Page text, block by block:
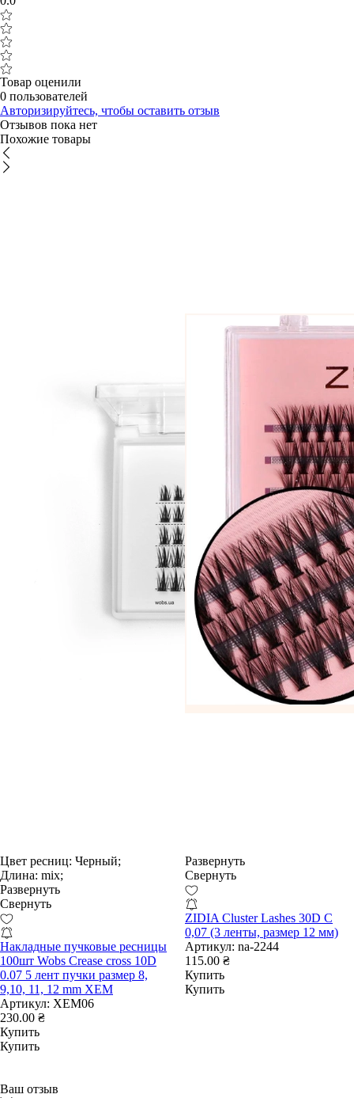
Товар оценили
0 пользователей
Авторизируйтесь, чтобы оставить отзыв
Отзывов пока нет
Похожие товары
Цвет ресниц: Черный;
Длина: mix;
Развернуть
Свернуть
Накладные пучковые ресницы
100шт Wobs Crease cross 10D
0.07 5 лент пучки размер 8,
9,10, 11, 12 mm XEM
Артикул: XEM06
230.00 ₴
Купить
Купить
Развернуть
Свернуть
ZIDIA Cluster Lashes 30D C
0,07 (3 ленты, размер 12 мм)
Артикул: na-2244
115.00 ₴
Купить
Купить
Ваш отзыв